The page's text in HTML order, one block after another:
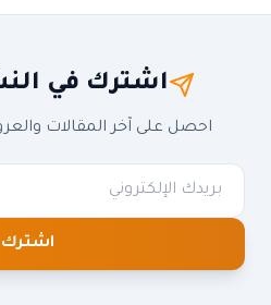
اشترك في
احصل على آخر المقالات
اشترك